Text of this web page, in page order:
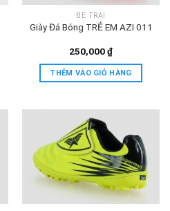
BÉ TRAI
Giày Đá Bóng TRẺ EM AZI 011
250,000₫
THÊM VÀO GIỎ HÀNG